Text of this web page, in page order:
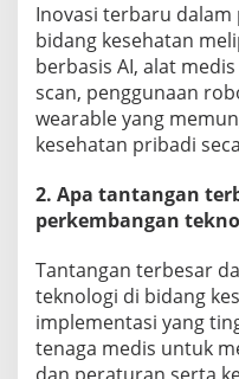
Inovasi terbaru
bidang kesehatan
berbasis AI, alat
scan, penggunaan
wearable yang
kesehatan pribadi
2. Apa tantangan
perkembangan
Tantangan terbesar
teknologi di bidang
implementasi yang
tenaga medis untuk